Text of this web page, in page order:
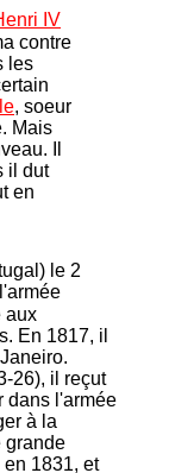
IV
contre
les
, soeur
Mais
Il
il dut
en
le 2
aux
En 1817, il
26), il reçut
dans l'armée
à la
grande
1831, et